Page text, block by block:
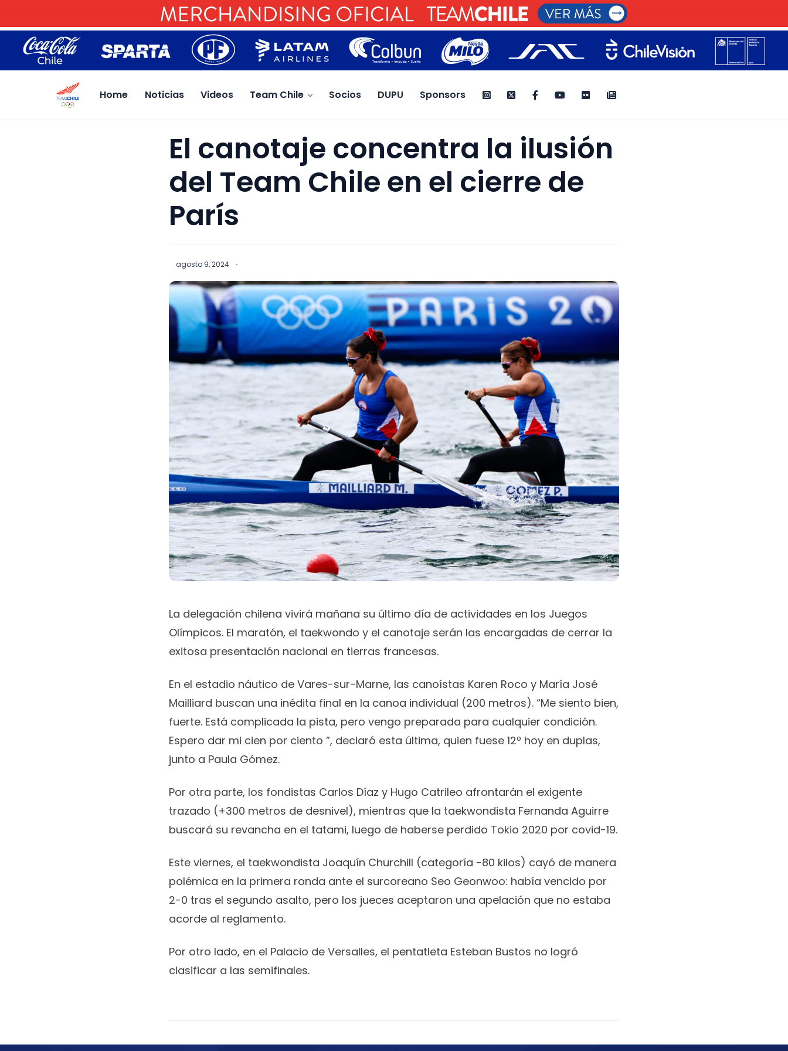
Home Noticias Videos Team Chile Socios DUPU Sponsors
El canotaje concentra la ilusión
del Team Chile en el cierre de
París
agosto 9, 2024 ·
La delegación chilena vivirá mañana su último día de actividades en los Juegos
Olímpicos. El maratón, el taekwondo y el canotaje serán las encargadas de cerrar la
exitosa presentación nacional en tierras francesas.
En el estadio náutico de Vares-sur-Marne, las canoístas Karen Roco y María José
Mailliard buscan una inédita final en la canoa individual (200 metros). “Me siento bien,
fuerte. Está complicada la pista, pero vengo preparada para cualquier condición.
Espero dar mi cien por ciento ”, declaró esta última, quien fuese 12º hoy en duplas,
junto a Paula Gómez.
Por otra parte, los fondistas Carlos Díaz y Hugo Catrileo afrontarán el exigente
trazado (+300 metros de desnivel), mientras que la taekwondista Fernanda Aguirre
buscará su revancha en el tatami, luego de haberse perdido Tokio 2020 por covid-19.
Este viernes, el taekwondista Joaquín Churchill (categoría -80 kilos) cayó de manera
polémica en la primera ronda ante el surcoreano Seo Geonwoo: había vencido por
2-0 tras el segundo asalto, pero los jueces aceptaron una apelación que no estaba
acorde al reglamento.
Por otro lado, en el Palacio de Versalles, el pentatleta Esteban Bustos no logró
clasificar a las semifinales.